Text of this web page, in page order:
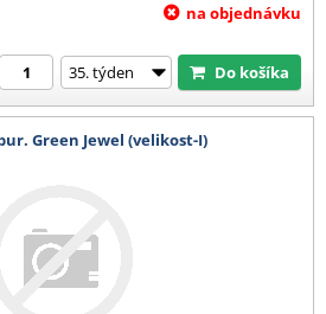
na objednávku
Do košíka
Green Jewel (velikost-I)